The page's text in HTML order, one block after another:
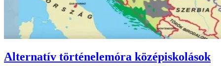
Alternatív történelemóra középiskolások